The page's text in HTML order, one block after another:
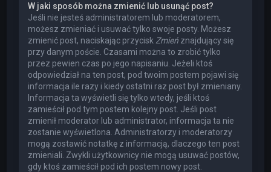
W jaki sposób można zmienić lub usunąć post?
Jeśli nie jesteś administratorem lub moderatorem,
możesz zmieniać i usuwać tylko swoje posty. Możesz
zmienić post, naciskając przycisk Zmień znajdujący się
przy danym poście. Czasami można to zrobić tylko
przez pewien czas po jego napisaniu. Jeżeli ktoś
odpowiedział na ten post, pod twoim postem pojawi się
informacja ile razy i kiedy ostatni raz post był zmieniany.
Informacja ta wyświetli się tylko wtedy, jeśli ktoś
zamieścił pod tym postem kolejny post. Jeśli post
zmienił moderator lub administrator, informacja ta nie
zostanie wyświetlona. Administratorzy i moderatorzy
mogą zostawić notatkę z informacją, dlaczego ten post
zmieniali. Zwykli użytkownicy nie mogą usuwać postów,
gdy ktoś zamieścił pod ich postem nowy post.